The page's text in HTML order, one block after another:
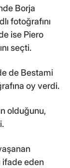
Borja
fotoğrafını
ise Piero
seçti.
de Bestami
oy verdi.
olduğunu,
ifade eden